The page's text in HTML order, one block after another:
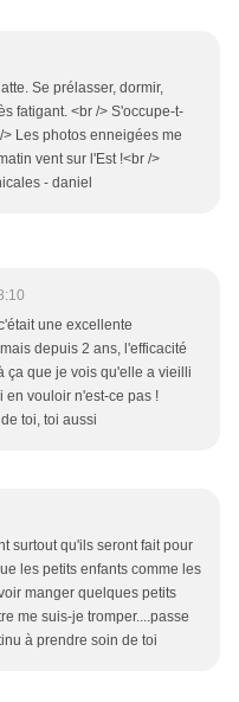
Se prélasser, dormir,
fatigant. <br /> S'occupe-t-
Les photos enneigées me
vent sur l'Est !<br />
- daniel
une excellente
depuis 2 ans, l'efficacité
ça que je vois qu'elle a vieilli
en vouloir n'est-ce pas !
toi, toi aussi
surtout qu'ils seront fait pour
les petits enfants comme les
manger quelques petits
me suis-je tromper....passe
à prendre soin de toi